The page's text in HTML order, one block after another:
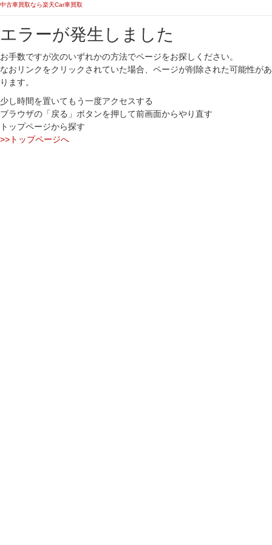
中古車買取なら楽天Car車買取
エラーが発生しました
お手数ですが次のいずれかの方法でページをお探しください。
なおリンクをクリックされていた場合、ページが削除された可能性があ
ります。
少し時間を置いてもう一度アクセスする
ブラウザの「戻る」ボタンを押して前画面からやり直す
トップページから探す
>>トップページへ